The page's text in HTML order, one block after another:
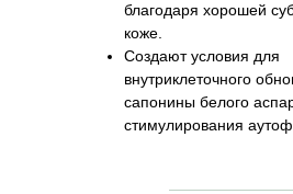
благодаря хорошей
коже.
Создают условия для
внутриклеточного
сапонины белого
стимулирования